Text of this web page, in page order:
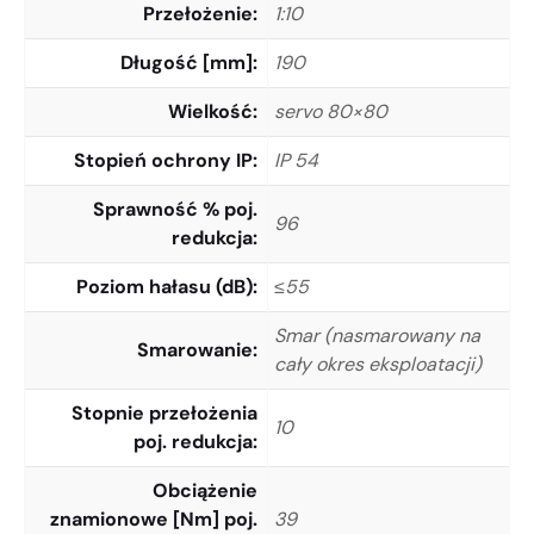
Przełożenie
1:10
Długość [mm]
190
Wielkość
servo 80×80
Stopień ochrony IP
IP 54
Sprawność % poj.
redukcja
96
Poziom hałasu (dB) ≤55
Smarowanie
Smar (nasmarowany na
cały okres eksploatacji)
Stopnie przełożenia
poj. redukcja
10
Obciążenie
znamionowe [Nm] poj.
39